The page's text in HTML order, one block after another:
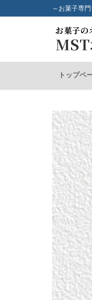
ン
～お菓子専
MST
お菓子の
トップペ